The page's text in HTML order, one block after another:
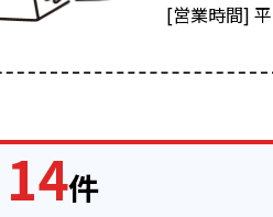
[営業時間]
14件